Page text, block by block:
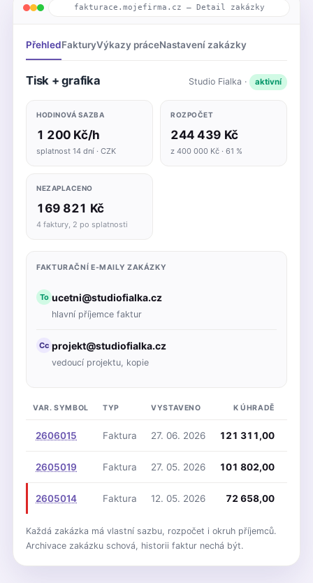
fakturace.mojefirma.cz — Detail zakázky
PřehledFakturyVýkazy práceNastavení zakázky
Tisk + grafika Studio Fialka · aktivní
HODINOVÁ SAZBA
1 200 Kč/h
splatnost 14 dní · CZK
ROZPOČET
244 439 Kč
z 400 000 Kč · 61 %
NEZAPLACENO
169 821 Kč
4 faktury, 2 po splatnosti
FAKTURAČNÍ E-MAILY ZAKÁZKY
To ucetni@studiofialka.cz
hlavní příjemce faktur
Cc projekt@studiofialka.cz
vedoucí projektu, kopie
VAR. SYMBOL TYP VYSTAVENO K ÚHRADĚ
2606015 Faktura 27. 06. 2026 121 311,00
2605019 Faktura 27. 05. 2026 101 802,00
2605014 Faktura 12. 05. 2026 72 658,00
Každá zakázka má vlastní sazbu, rozpočet i okruh příjemců.
Archivace zakázku schová, historii faktur nechá být.